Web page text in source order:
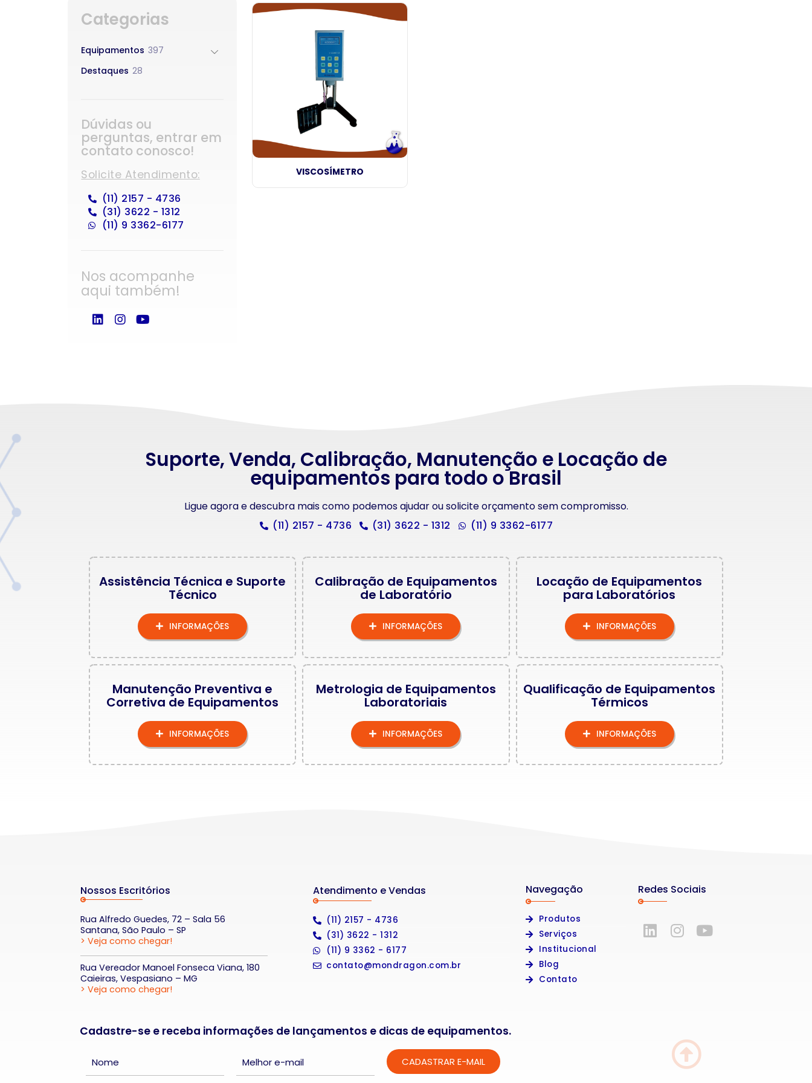
Categorias
Equipamentos 397
Destaques 28
Dúvidas ou
perguntas, entrar em
contato conosco!
Solicite Atendimento:
(11) 2157 - 4736
(31) 3622 - 1312
(11) 9 3362-6177
Nos acompanhe
aqui também!
VISCOSÍMETRO
Suporte, Venda, Calibração, Manutenção e Locação de
equipamentos para todo o Brasil
Ligue agora e descubra mais como podemos ajudar ou solicite orçamento sem compromisso.
(11) 2157 - 4736
(31) 3622 - 1312 (11) 9 3362-6177
Assistência Técnica e Suporte
Técnico
INFORMAÇÕES
Calibração de Equipamentos
de Laboratório
INFORMAÇÕES
Locação de Equipamentos
para Laboratórios
INFORMAÇÕES
Manutenção Preventiva e
Corretiva de Equipamentos
INFORMAÇÕES
Metrologia de Equipamentos
Laboratoriais
INFORMAÇÕES
Qualificação de Equipamentos
Térmicos
INFORMAÇÕES
Nossos Escritórios
Rua Alfredo Guedes, 72 – Sala 56
Santana, São Paulo – SP
> Veja como chegar!
Rua Vereador Manoel Fonseca Viana, 180
Caieiras, Vespasiano – MG
> Veja como chegar!
Atendimento e Vendas
(11) 2157 - 4736
(31) 3622 - 1312
(11) 9 3362 - 6177
contato@mondragon.com.br
Navegação
Produtos
Serviços
Institucional
Blog
Contato
Redes Sociais
Cadastre-se e receba informações de lançamentos e dicas de equipamentos.